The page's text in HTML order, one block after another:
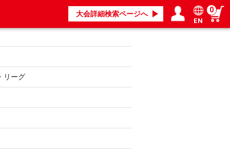
大会詳細検索ページへ
EN
0
リーグ